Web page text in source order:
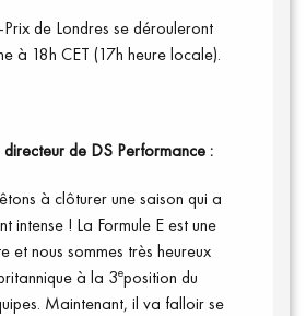
Connexion
Prix de Londres se dérouleront
à 18h CET (17h heure locale).
de DS Performance :
à clôturer une saison qui a
intense ! La Formule E est une
et nous sommes très heureux
à la 3eposition du
Maintenant, il va falloir se